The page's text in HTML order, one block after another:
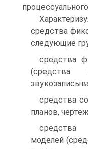
средства
следующие
средства
(средства
средства
планов,
средства
моделей